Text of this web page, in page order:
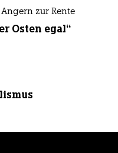
zur Rente
Osten egal“